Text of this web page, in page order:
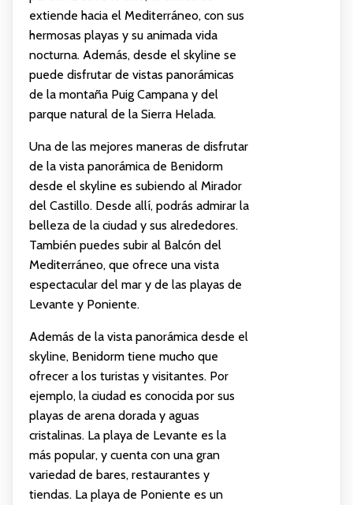
extiende hacia el Mediterráneo, con sus
hermosas playas y su animada vida
nocturna. Además, desde el skyline se
puede disfrutar de vistas panorámicas
de la montaña Puig Campana y del
parque natural de la Sierra Helada.
Una de las mejores maneras de disfrutar
de la vista panorámica de Benidorm
desde el skyline es subiendo al Mirador
del Castillo. Desde allí, podrás admirar la
belleza de la ciudad y sus alrededores.
También puedes subir al Balcón del
Mediterráneo, que ofrece una vista
espectacular del mar y de las playas de
Levante y Poniente.
Además de la vista panorámica desde el
skyline, Benidorm tiene mucho que
ofrecer a los turistas y visitantes. Por
ejemplo, la ciudad es conocida por sus
playas de arena dorada y aguas
cristalinas. La playa de Levante es la
más popular, y cuenta con una gran
variedad de bares, restaurantes y
tiendas. La playa de Poniente es un